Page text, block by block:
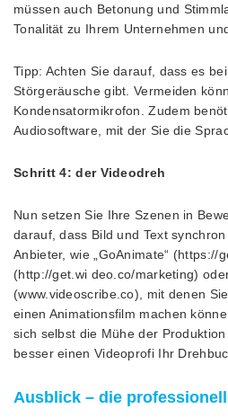
müssen auch Betonung und
Tonalität zu Ihrem Unternehmen
Tipp: Achten Sie darauf, dass es
Störgeräusche gibt. Vermeiden
Kondensatormikrofon. Zudem
Audiosoftware, mit der Sie die
Schritt 4: der Videodreh
Nun setzen Sie Ihre Szenen in
darauf, dass Bild und Text
Anbieter, wie „GoAnimate“ (https://
(http://get.wi deo.co/marketing)
(www.videoscribe.co), mit denen
einen Animationsfilm machen
sich selbst die Mühe der
besser einen Videoprofi Ihr
Ausblick – die